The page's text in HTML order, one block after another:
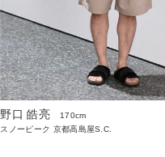
野口 皓亮
170cm
スノーピーク 京都高島屋S.C.